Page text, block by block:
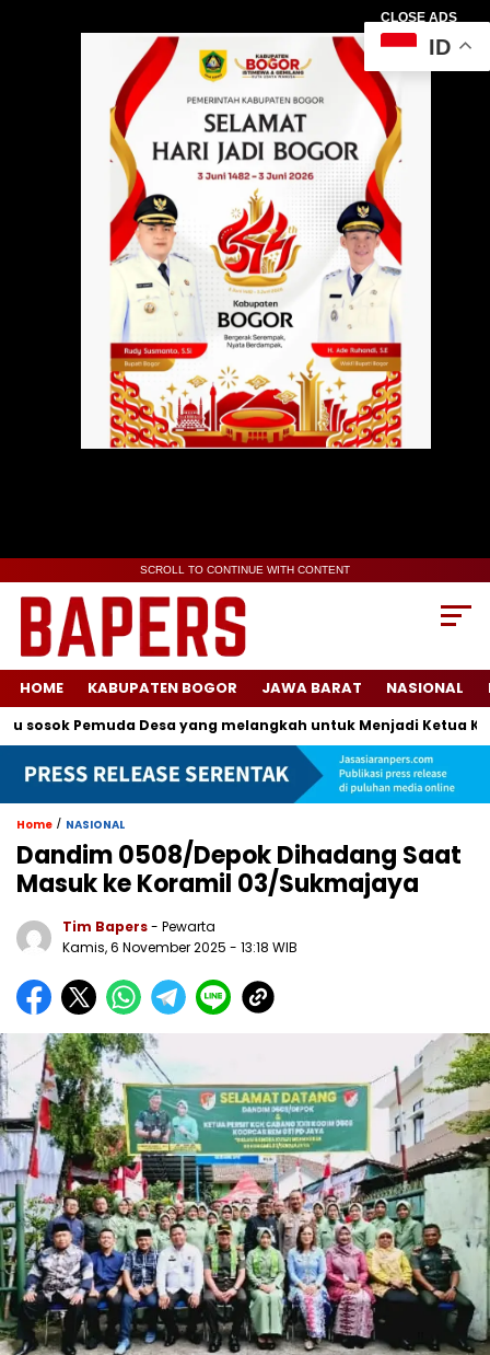
CLOSE ADS
SCROLL TO CONTINUE WITH CONTENT
HOME KABUPATEN BOGOR JAWA BARAT NASIONAL
Pemuda Desa yang melangkah untuk Menjadi Ketua
Home / NASIONAL
Dandim 0508/Depok Dihadang Saat
Masuk ke Koramil 03/Sukmajaya
Tim Bapers- Pewarta
Kamis, 6 November 2025 - 13:18 WIB
ID